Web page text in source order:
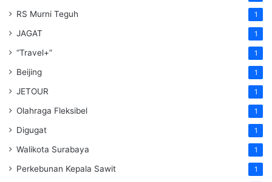
RS Murni Teguh 1
JAGAT 1
“Travel+” 1
Beijing 1
JETOUR 1
Olahraga Fleksibel 1
Digugat 1
Walikota Surabaya 1
Perkebunan Kepala Sawit 1